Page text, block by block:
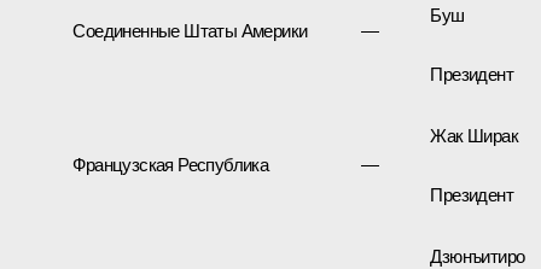
Соединенные Штаты Америки —
Буш
Президент
Французская Республика —
Жак Ширак
Президент
Дзюнъитиро